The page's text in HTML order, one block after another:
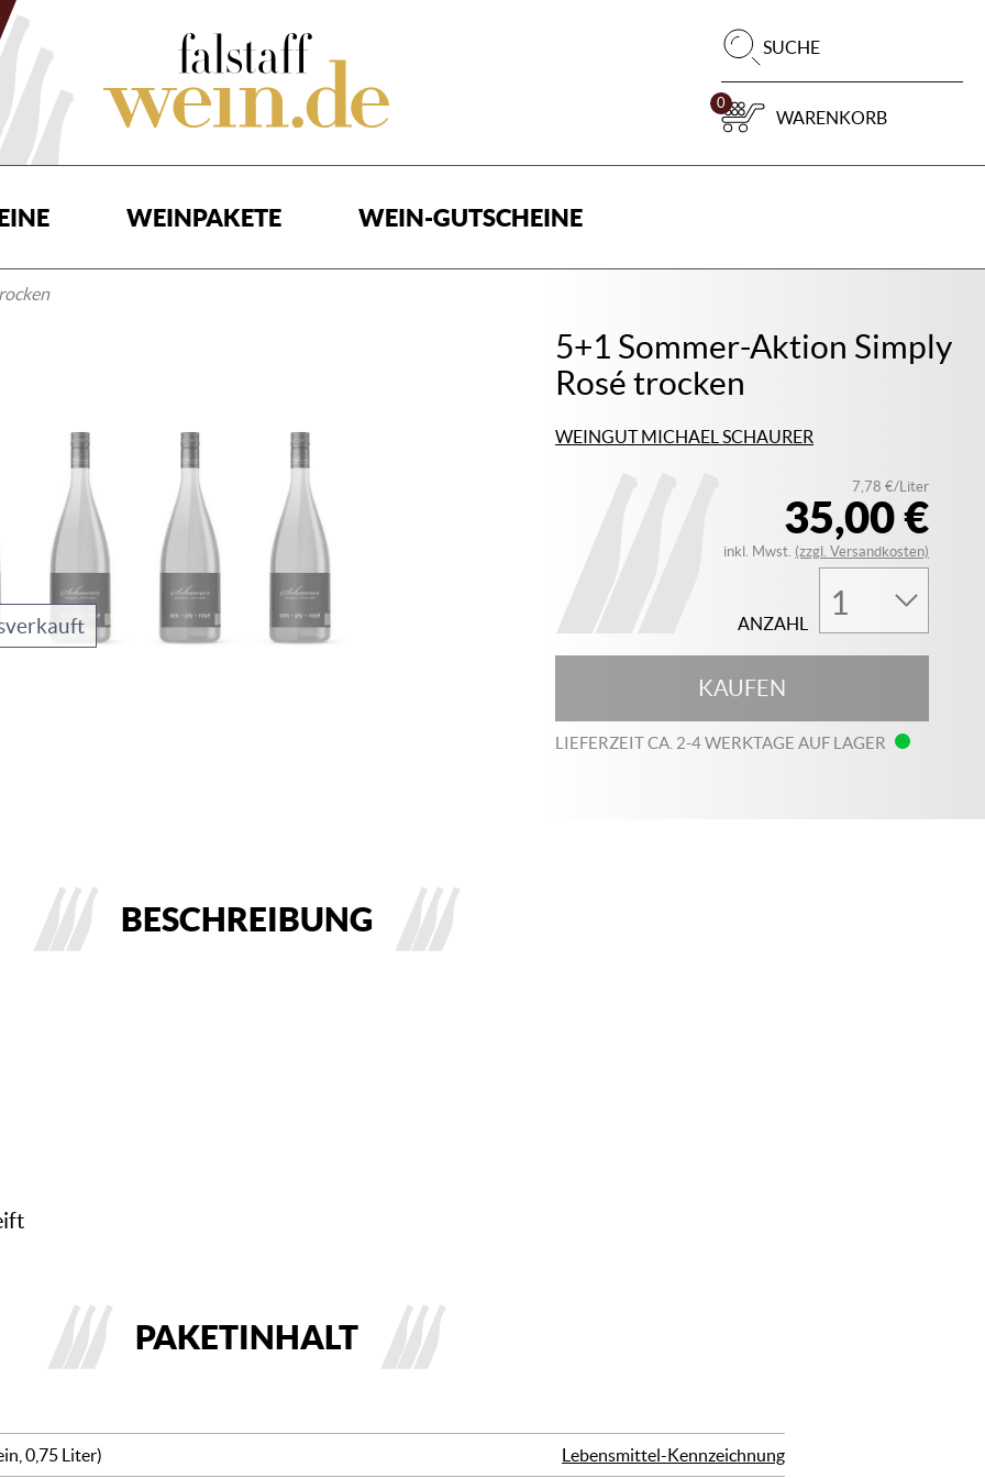
SUCHE
0
WARENKORB
WEINPAKETE WEIN-GUTSCHEINE
5+1 Sommer-Aktion Simply
Rosé trocken
WEINGUT MICHAEL SCHAURER
35,00 €
7,78 €/Liter
inkl. Mwst. (zzgl. Versandkosten)
ANZAHL
KAUFEN
LIEFERZEIT CA. 2-4 WERKTAGE AUF LAGER
BESCHREIBUNG
PAKETINHALT
0,75 Liter) Lebensmittel-Kennzeichnung